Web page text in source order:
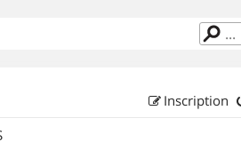
Inscription